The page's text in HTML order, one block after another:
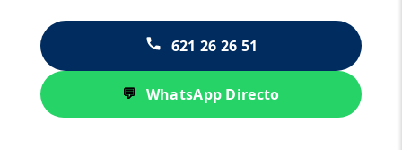
621 26 26 51
💬 WhatsApp Directo